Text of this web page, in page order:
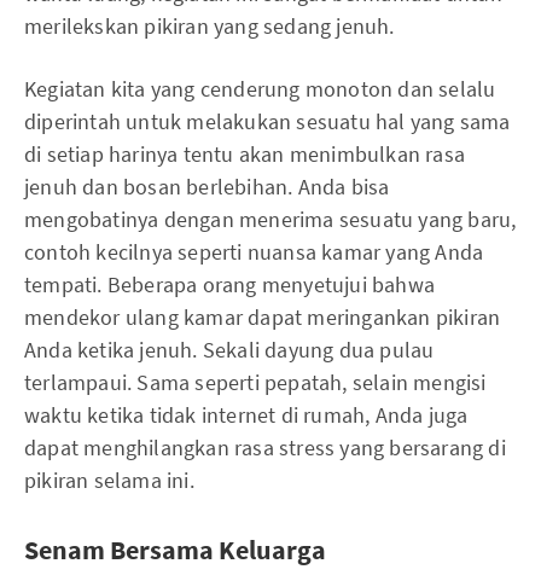
merilekskan pikiran yang sedang jenuh.
Kegiatan kita yang cenderung monoton dan selalu
diperintah untuk melakukan sesuatu hal yang sama
di setiap harinya tentu akan menimbulkan rasa
jenuh dan bosan berlebihan. Anda bisa
mengobatinya dengan menerima sesuatu yang baru,
contoh kecilnya seperti nuansa kamar yang Anda
tempati. Beberapa orang menyetujui bahwa
mendekor ulang kamar dapat meringankan pikiran
Anda ketika jenuh. Sekali dayung dua pulau
terlampaui. Sama seperti pepatah, selain mengisi
waktu ketika tidak internet di rumah, Anda juga
dapat menghilangkan rasa stress yang bersarang di
pikiran selama ini.
Senam Bersama Keluarga